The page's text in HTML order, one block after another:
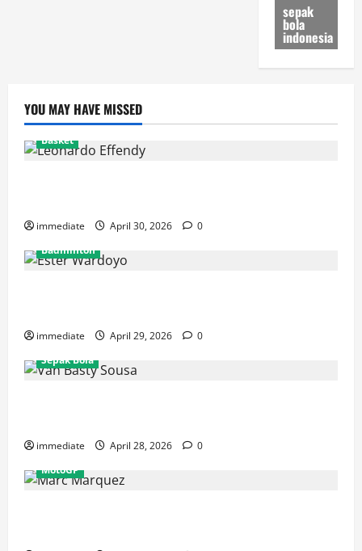
sepak
bola
indonesia
YOU MAY HAVE MISSED
Basket
immediate April 30, 2026
0
Badminton
immediate April 29, 2026
0
Sepak Bola
immediate April 28, 2026
0
MotoGP